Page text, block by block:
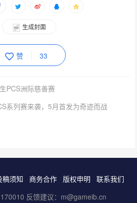
生成封面
赞 33
PCS洲际慈善赛
系列赛来袭，5月首发为奇迹而战
稿须知 商务合作 版权申明
联系我们
反馈建议：m@gameib.cn